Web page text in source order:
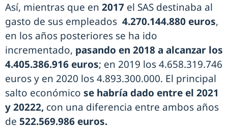
Así, mientras que en 2017 el SAS destinaba al
gasto de sus empleados 4.270.144.880 euros,
en los años posteriores se ha ido
incrementado, pasando en 2018 a alcanzar los
4.405.386.916 euros; en 2019 los 4.658.319.746
euros y en 2020 los 4.893.300.000. El principal
salto económico se habría dado entre el 2021
y 20222, con una diferencia entre ambos años
de 522.569.986 euros.